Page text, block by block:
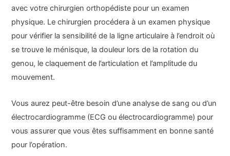
avec votre chirurgien orthopédiste pour un examen
physique. Le chirurgien procédera à un examen physique
pour vérifier la sensibilité de la ligne articulaire à l’endroit où
se trouve le ménisque, la douleur lors de la rotation du
genou, le claquement de l’articulation et l’amplitude du
mouvement.
Vous aurez peut-être besoin d’une analyse de sang ou d’un
électrocardiogramme (ECG ou électrocardiogramme) pour
vous assurer que vous êtes suffisamment en bonne santé
pour l’opération.